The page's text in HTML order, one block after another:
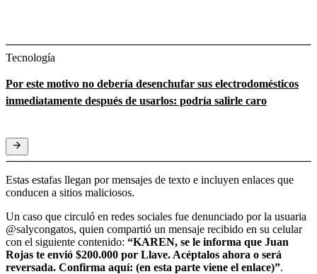
Tecnología
Por este motivo no debería desenchufar sus electrodomésticos
inmediatamente después de usarlos: podría salirle caro
Estas estafas llegan por mensajes de texto e incluyen enlaces que
conducen a sitios maliciosos.
Un caso que circuló en redes sociales fue denunciado por la usuaria
@salycongatos, quien compartió un mensaje recibido en su celular
con el siguiente contenido: “KAREN, se le informa que Juan
Rojas te envió $200.000 por Llave. Acéptalos ahora o será
reversada. Confirma aquí: (en esta parte viene el enlace)”.